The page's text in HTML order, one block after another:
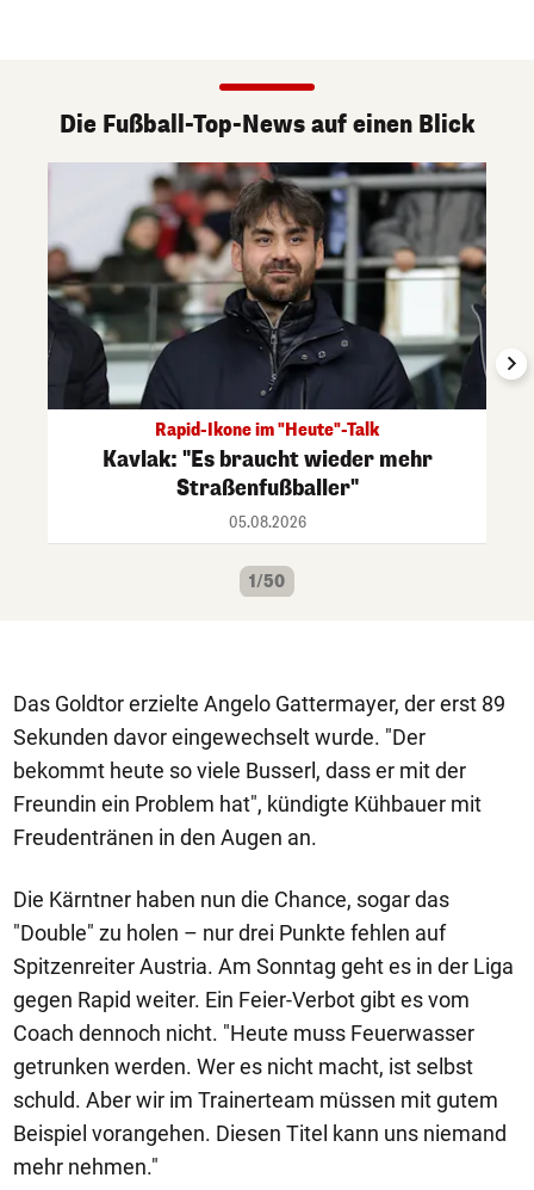
Die Fußball-Top-News auf einen Blick
Rapid-Ikone im "Heute"-Talk
Kavlak: "Es braucht wieder mehr
Straßenfußballer"
05.08.2026
1/50
Das Goldtor erzielte Angelo Gattermayer, der erst 89
Sekunden davor eingewechselt wurde. "Der
bekommt heute so viele Busserl, dass er mit der
Freundin ein Problem hat", kündigte Kühbauer mit
Freudentränen in den Augen an.
Die Kärntner haben nun die Chance, sogar das
"Double" zu holen – nur drei Punkte fehlen auf
Spitzenreiter Austria. Am Sonntag geht es in der Liga
gegen Rapid weiter. Ein Feier-Verbot gibt es vom
Coach dennoch nicht. "Heute muss Feuerwasser
getrunken werden. Wer es nicht macht, ist selbst
schuld. Aber wir im Trainerteam müssen mit gutem
Beispiel vorangehen. Diesen Titel kann uns niemand
mehr nehmen."